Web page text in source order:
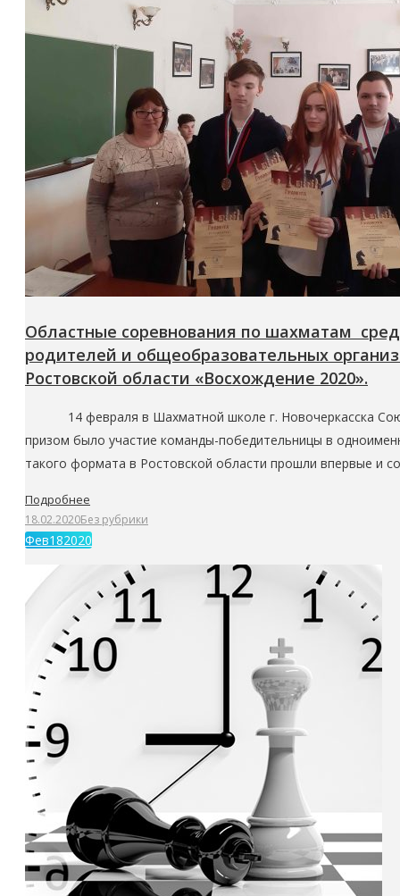
Областные соревнования по шахматам
родителей и общеобразовательных
Ростовской области «Восхождение 2020».
14 февраля в Шахматной школе г. Новочеркасска
призом было участие команды-победительницы в
такого формата в Ростовской области прошли впервые и
Подробнее
18.02.2020Без рубрики
Фев182020